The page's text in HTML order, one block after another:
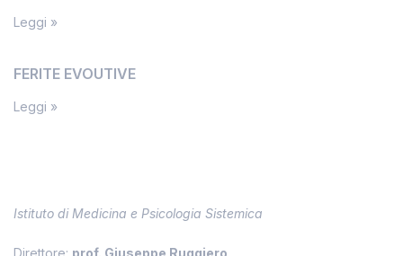
Leggi »
FERITE EVOUTIVE
Leggi »
Istituto di Medicina e Psicologia Sistemica
Direttore: prof. Giuseppe Ruggiero